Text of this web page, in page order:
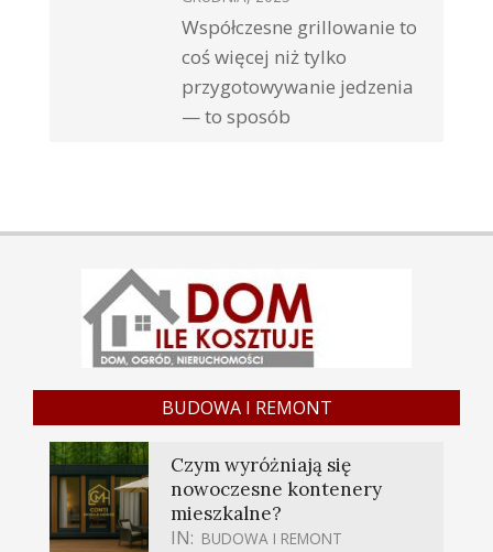
Współczesne grillowanie to
coś więcej niż tylko
przygotowywanie jedzenia
— to sposób
BUDOWA I REMONT
Czym wyróżniają się
nowoczesne kontenery
mieszkalne?
IN: BUDOWA I REMONT